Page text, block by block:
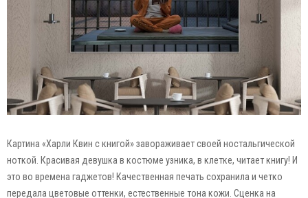
Картина «Харли Квин с книгой» завораживает своей ностальгической
ноткой. Красивая девушка в костюме узника, в клетке, читает книгу! И
это во времена гаджетов! Качественная печать сохранила и четко
передала цветовые оттенки, естественные тона кожи. Сценка на